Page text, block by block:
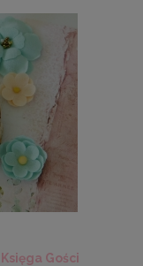
Gości